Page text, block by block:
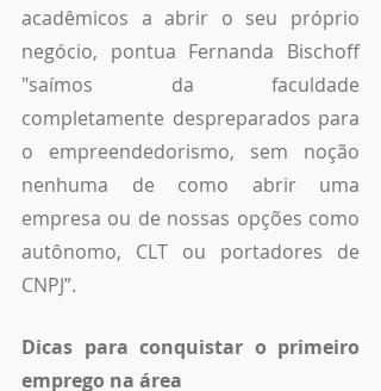
acadêmicos a abrir o seu próprio
negócio, pontua Fernanda Bischoff
"saímos da faculdade
completamente despreparados para
o empreendedorismo, sem noção
nenhuma de como abrir uma
empresa ou de nossas opções como
autônomo, CLT ou portadores de
CNPJ”.
Dicas para conquistar o primeiro
emprego na área